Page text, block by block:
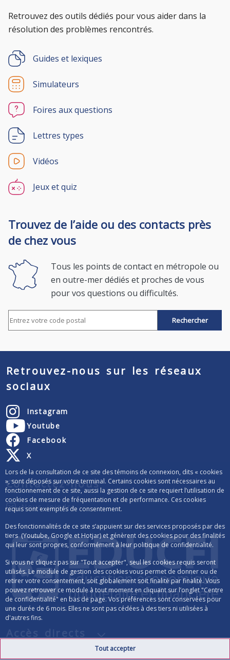
Lors de la consultation de ce site des témoins de connexion, dits « cookies
», sont déposés sur votre terminal. Certains cookies sont nécessaires au
fonctionnement de ce site, aussi la gestion de ce site requiert l’utilisation de
cookies de mesure de fréquentation et de performance. Ces cookies
requis sont exemptés de consentement.
Des fonctionnalités de ce site s’appuient sur des services proposés par des
tiers (Youtube, Google et Hotjar) et génèrent des cookies pour des finalités
qui leur sont propres, conformément à leur politique de confidentialité.
Si vous ne cliquez pas sur "Tout accepter", seul les cookies requis seront
utilisés. Le module de gestion des cookies vous permet de donner ou de
retirer votre consentement, soit globalement soit finalité par finalité. Vous
pouvez retrouver ce module à tout moment en cliquant sur l’onglet "Centre
de confidentialité" en bas de page. Vos préférences sont conservées pour
une durée de 6 mois. Elles ne sont pas cédées à des tiers ni utilisées à
d'autres fins.
Tout accepter
Retrouvez des outils dédiés pour vous aider dans la
résolution des problèmes rencontrés.
Guides et lexiques
Simulateurs
Foires aux questions
Lettres types
Vidéos
Jeux et quiz
Trouvez de l’aide ou des contacts près
de chez vous
Tous les points de contact en métropole ou
en outre-mer dédiés et proches de vous
pour vos questions ou difficultés.
Retrouvez-nous sur les réseaux
sociaux
Instagram
Youtube
Facebook
X
Contactez-nous
Nous joindre